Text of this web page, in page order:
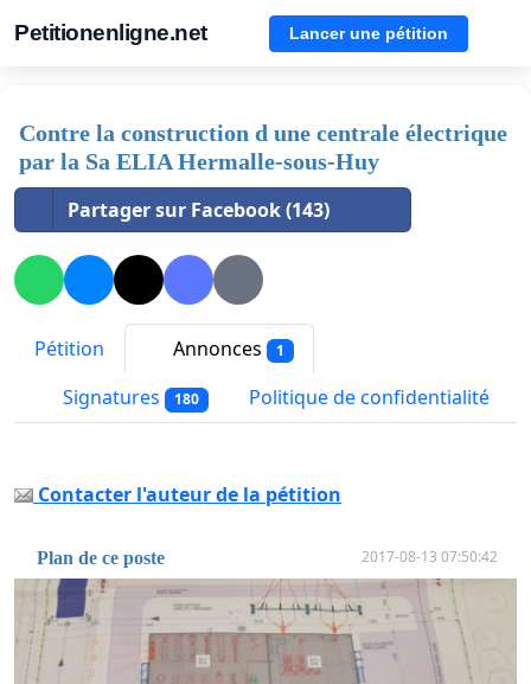
Petitionenligne.net Lancer une pétition
Contre la construction d une centrale électrique
par la Sa ELIA Hermalle-sous-Huy
Partager sur Facebook (143)
Pétition Annonces 1
Signatures 180 Politique de confidentialité
Contacter l'auteur de la pétition
Plan de ce poste 2017-08-13 07:50:42